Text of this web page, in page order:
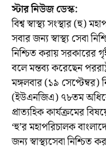
স্টার নিউজ ডেস্ক:
বিশ্ব স্বাস্থ্য সংস্থার (হু)
সবার জন্য স্বাস্থ্য সেবা
নিশ্চিত করায় সরকারের
বলে মন্তব্য করেছেন
মঙ্গলবার (১৯ সেপ্টেম্বর)
(ইউএনজিএ) ৭৮তম
প্রাত্যহিক কার্যক্রমের
‘হু’র মহাপরিচালক
জন্য স্বাস্থ্যসেবা